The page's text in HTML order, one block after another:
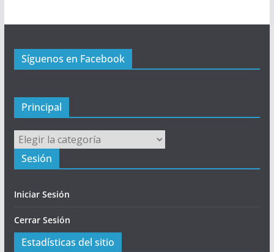
Síguenos en Facebook
Principal
Principal
Sesión
Iniciar Sesión
Cerrar Sesión
Estadísticas del sitio